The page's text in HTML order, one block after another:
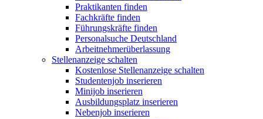
Praktikanten finden
Fachkräfte finden
Führungskräfte finden
Personalsuche Deutschland
Arbeitnehmerüberlassung
Stellenanzeige schalten
Kostenlose Stellenanzeige schalten
Studentenjob inserieren
Minijob inserieren
Ausbildungsplatz inserieren
Nebenjob inserieren